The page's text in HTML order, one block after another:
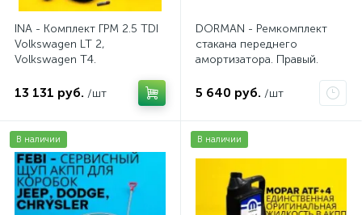
INA - Комплект ГРМ 2.5 TDI
Volkswagen LT 2,
Volkswagen Т4.
13 131 руб. /шт
DORMAN - Ремкомплект
стакана переднего
амортизатора. Правый.
5 640 руб. /шт
В наличии В наличии